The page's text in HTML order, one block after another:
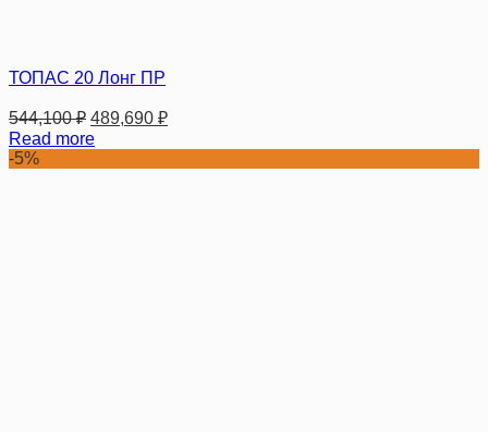
ТОПАС 20 Лонг ПР
544,100₽ 489,690 ₽
Read more
-5%